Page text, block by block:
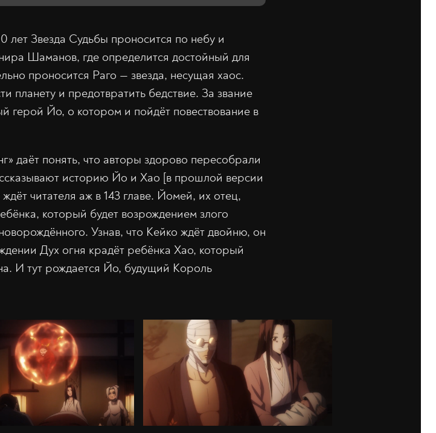
Звезда Судьбы проносится по небу и
Шаманов, где определится достойный для
проносится Раго — звезда, несущая хаос.
планету и предотвратить бедствие. За звание
герой Йо, о котором и пойдёт повествование в
даёт понять, что авторы здорово пересобрали
историю Йо и Хао [в прошлой версии
читателя аж в 143 главе. Йомей, их отец,
который будет возрождением злого
Узнав, что Кейко ждёт двойню, он
Дух огня крадёт ребёнка Хао, который
И тут рождается Йо, будущий Король